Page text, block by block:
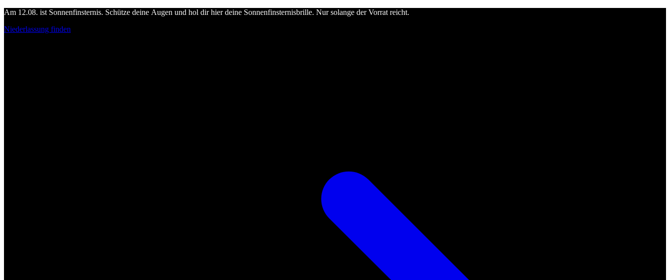
Am 12.08. ist Sonnenfinsternis. Schütze deine Augen und hol dir hier deine Sonnenfinsternisbrille. Nur solange der Vorrat reicht.
Niederlassung finden